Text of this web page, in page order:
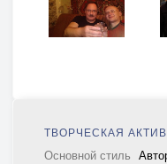
ТВОРЧЕСКАЯ
Основной стиль